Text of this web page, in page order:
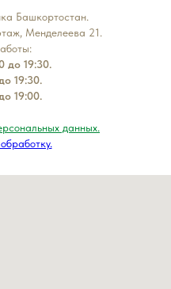
Башкортостан.
Менделеева 21.
до 19:30.
19:30.
19:00.
данных.